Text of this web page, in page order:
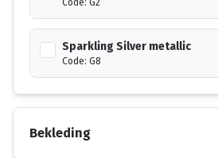
Sparkling Silver metallic
Code: G8
Bekleding